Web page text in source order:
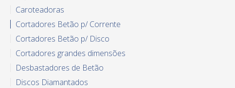
Caroteadoras
Cortadores Betão p/ Corrente
Cortadores Betão p/ Disco
Cortadores grandes dimensões
Desbastadores de Betão
Discos Diamantados